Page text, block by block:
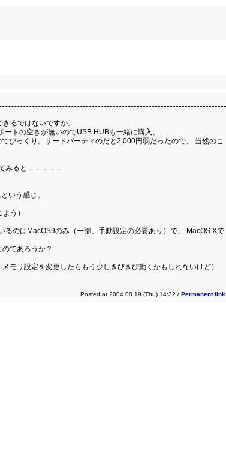
るではないですか。
トの空きが無いのでUSB HUBも一緒に購入。
びっくり。サードパーティのだと2,000円弱だったので、 当然のこ
みると．．．．．
いう感じ。
う）
のはMacOS9のみ（一部、手動設定の必要あり）で、 MacOS Xで
であろうか？
モリ設定を変更したらもう少しきびきび動くかもしれないけど）
Posted at 2004.08.19 (Thu) 14:32 / Permanent link